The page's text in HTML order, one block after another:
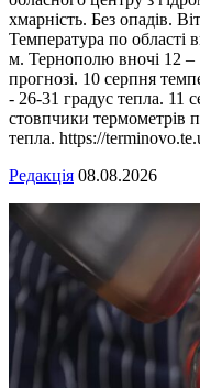
хмарність. Без опадів.
Температура по області
м. Тернополю вночі 12 –
прогнозі. 10 серпня
- 26-31 градус тепла. 11
стовпчики термометрів
тепла. https://
Редакція 08.08.2026